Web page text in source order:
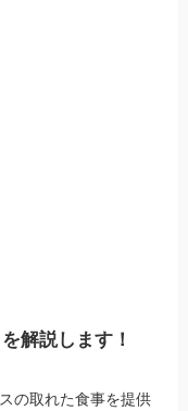
解説します！
の取れた食事を提供